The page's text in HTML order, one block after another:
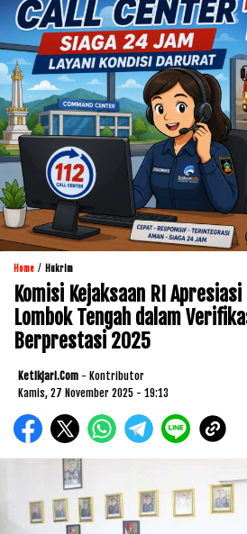
Home / Hukrim
Komisi Kejaksaan RI
Lombok Tengah dalam
Berprestasi 2025
Ketikjari.com - Kontributor
Kamis, 27 November 2025 - 19:13